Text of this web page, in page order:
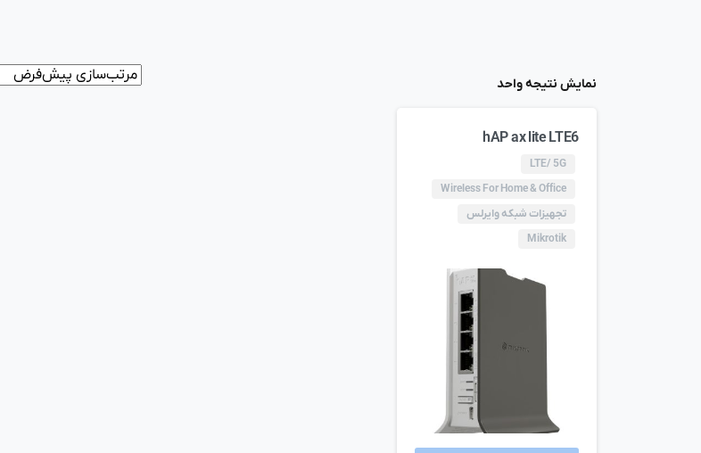
نمایش نتیجه واحد
hAP ax lite LTE6
LTE/ 5G
Wireless For Home & Office
تجهیزات شبکه وایرلس
Mikrotik